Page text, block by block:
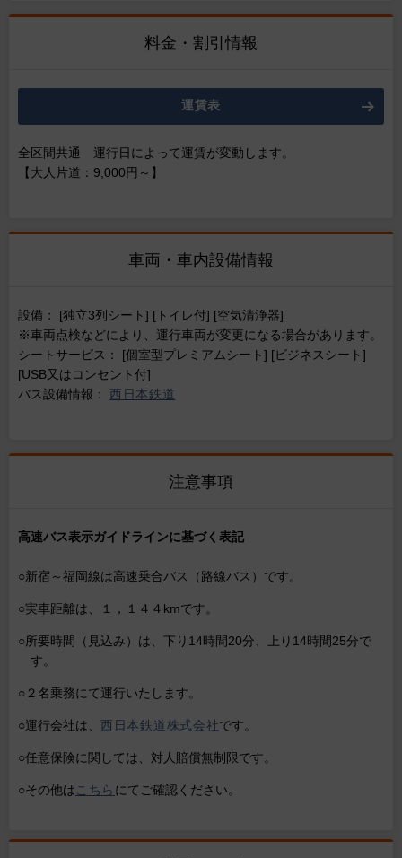
料金・割引情報
運賃表
全区間共通 運行日によって運賃が変動します。
【大人片道：9,000円～】
車両・車内設備情報
設備： [独立3列シート] [トイレ付] [空気清浄器]
※車両点検などにより、運行車両が変更になる場合があります。
シートサービス： [個室型プレミアムシート] [ビジネスシート]
[USB又はコンセント付]
バス設備情報： 西日本鉄道
注意事項
高速バス表示ガイドラインに基づく表記
○新宿～福岡線は高速乗合バス（路線バス）です。
○実車距離は、１，１４４kmです。
○所要時間（見込み）は、下り14時間20分、上り14時間25分で
す。
○２名乗務にて運行いたします。
○運行会社は、 西日本鉄道株式会社です。
○任意保険に関しては、対人賠償無制限です。
○その他は こちら にてご確認ください。